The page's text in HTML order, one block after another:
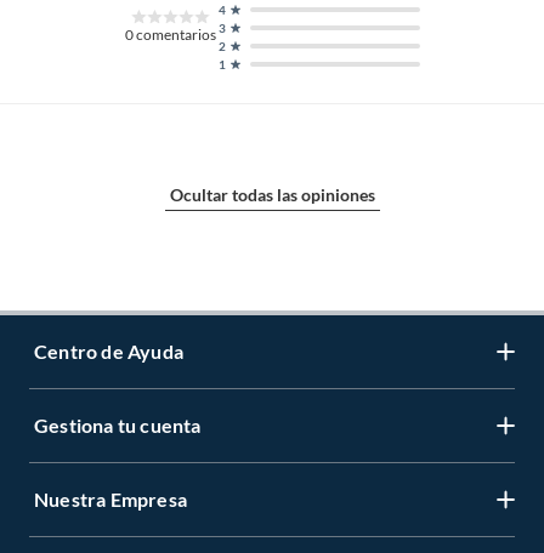
0comentarios
1
2
3
4
Ocultar todas las opiniones
Centro de Ayuda
Servicio al Cliente
Gestiona tu cuenta
Gestiona tu cuenta
Nuestra Empresa